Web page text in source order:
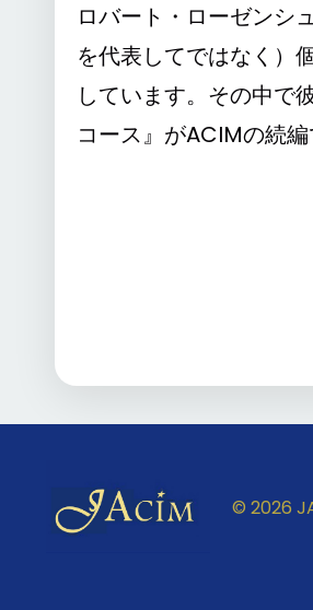
ロバート・ローゼンシ
を代表してではなく）
しています。その中で
コース』がACIMの続
© 2026